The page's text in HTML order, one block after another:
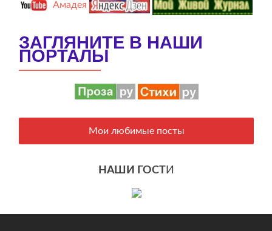
Амадея
ЗАГЛЯНИТЕ В НАШИ
ПОРТАЛЫ
Мои любимые посты
НАШИ ГОСТИ